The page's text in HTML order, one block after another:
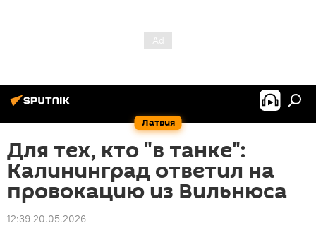
Латвия
Для тех, кто "в танке":
Калининград ответил на
провокацию из Вильнюса
12:39 20.05.2026